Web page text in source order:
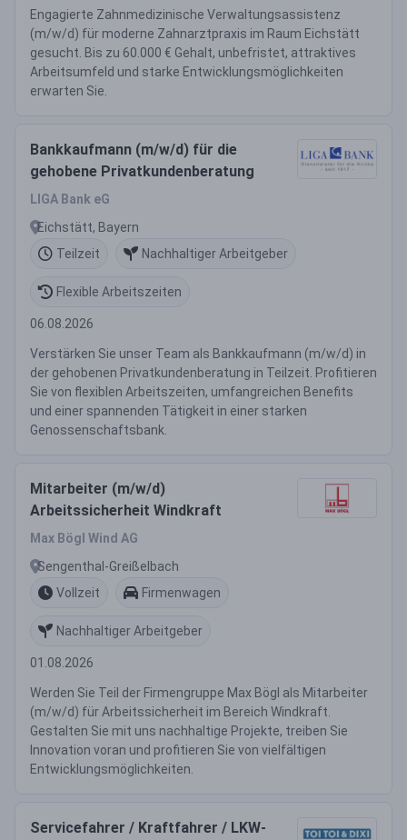
Engagierte Zahnmedizinische Verwaltungsassistenz
(m/w/d) für moderne Zahnarztpraxis im Raum Eichstätt
gesucht. Bis zu 60.000 € Gehalt, unbefristet, attraktives
Arbeitsumfeld und starke Entwicklungsmöglichkeiten
erwarten Sie.
Bankkaufmann (m/w/d) für die
gehobene Privatkundenberatung
LIGA Bank eG
Eichstätt, Bayern
Teilzeit
Nachhaltiger Arbeitgeber
Flexible Arbeitszeiten
06.08.2026
Verstärken Sie unser Team als Bankkaufmann (m/w/d) in
der gehobenen Privatkundenberatung in Teilzeit. Profitieren
Sie von flexiblen Arbeitszeiten, umfangreichen Benefits
und einer spannenden Tätigkeit in einer starken
Genossenschaftsbank.
Mitarbeiter (m/w/d)
Arbeitssicherheit Windkraft
Max Bögl Wind AG
Sengenthal-Greißelbach
Vollzeit
Firmenwagen
Nachhaltiger Arbeitgeber
01.08.2026
Werden Sie Teil der Firmengruppe Max Bögl als Mitarbeiter
(m/w/d) für Arbeitssicherheit im Bereich Windkraft.
Gestalten Sie mit uns nachhaltige Projekte, treiben Sie
Innovation voran und profitieren Sie von vielfältigen
Entwicklungsmöglichkeiten.
Servicefahrer / Kraftfahrer / LKW-